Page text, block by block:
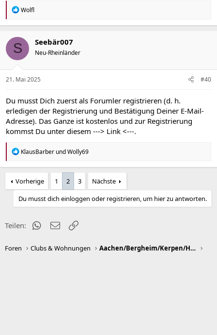
R
a
t
i
e
n
Wolfl
S Seebär007
Neu-Rheinländer
21. Mai 2025 #40
Du musst Dich zuerst als Forumler registrieren (d. h.
erledigen der Registrierung und Bestätigung Deiner E-Mail-
Adresse). Das Ganze ist kostenlos und zur Registrierung
kommst Du unter diesem ---> Link <---.
R
a
t
i
o
n
:
KlausBarber undWolly69
Vorherige 1 2 3
Nächste
Du musst dich einloggen oder registrieren, um hier zu antworten.
Teilen: WhatsApp
E-Mail
Foren Clubs & Wohnungen Aachen/Bergheim/Kerpen/Heinsberg/Düren/Euskirchen